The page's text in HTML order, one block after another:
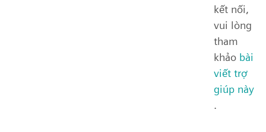
kết nối,
vui lòng
tham
khảo bài
viết trợ
giúp này
.